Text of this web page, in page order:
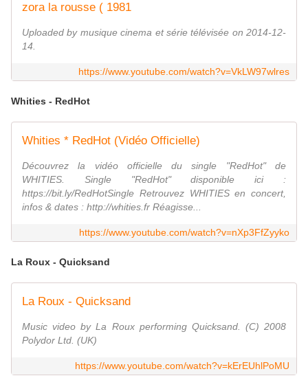
zora la rousse ( 1981
Uploaded by musique cinema et série télévisée on 2014-12-
14.
https://www.youtube.com/watch?v=VkLW97wlres
Whities - RedHot
Whities * RedHot (Vidéo Officielle)
Découvrez la vidéo officielle du single "RedHot" de
WHITIES. Single "RedHot" disponible ici :
https://bit.ly/RedHotSingle Retrouvez WHITIES en concert,
infos & dates : http://whities.fr Réagisse...
https://www.youtube.com/watch?v=nXp3FfZyyko
La Roux - Quicksand
La Roux - Quicksand
Music video by La Roux performing Quicksand. (C) 2008
Polydor Ltd. (UK)
https://www.youtube.com/watch?v=kErEUhlPoMU